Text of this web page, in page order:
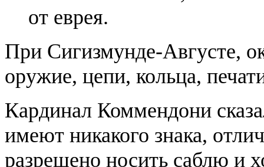
от еврея.
При Сигизмунде-Августе,
оружие, цепи, кольца,
Кардинал Коммендони
имеют никакого знака,
разрешено носить саблю и